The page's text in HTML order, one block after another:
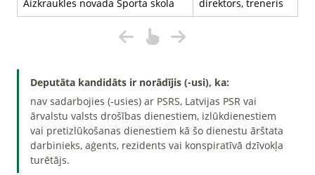
Aizkraukles novada Sporta skola
direktors, treneris
Deputāta kandidāts ir norādījis (-usi), ka:
nav sadarbojies (-usies) ar PSRS, Latvijas PSR vai
ārvalstu valsts drošības dienestiem, izlūkdienestiem
vai pretizlūkošanas dienestiem kā šo dienestu ārštata
darbinieks, aģents, rezidents vai konspiratīvā dzīvokļa
turētājs.